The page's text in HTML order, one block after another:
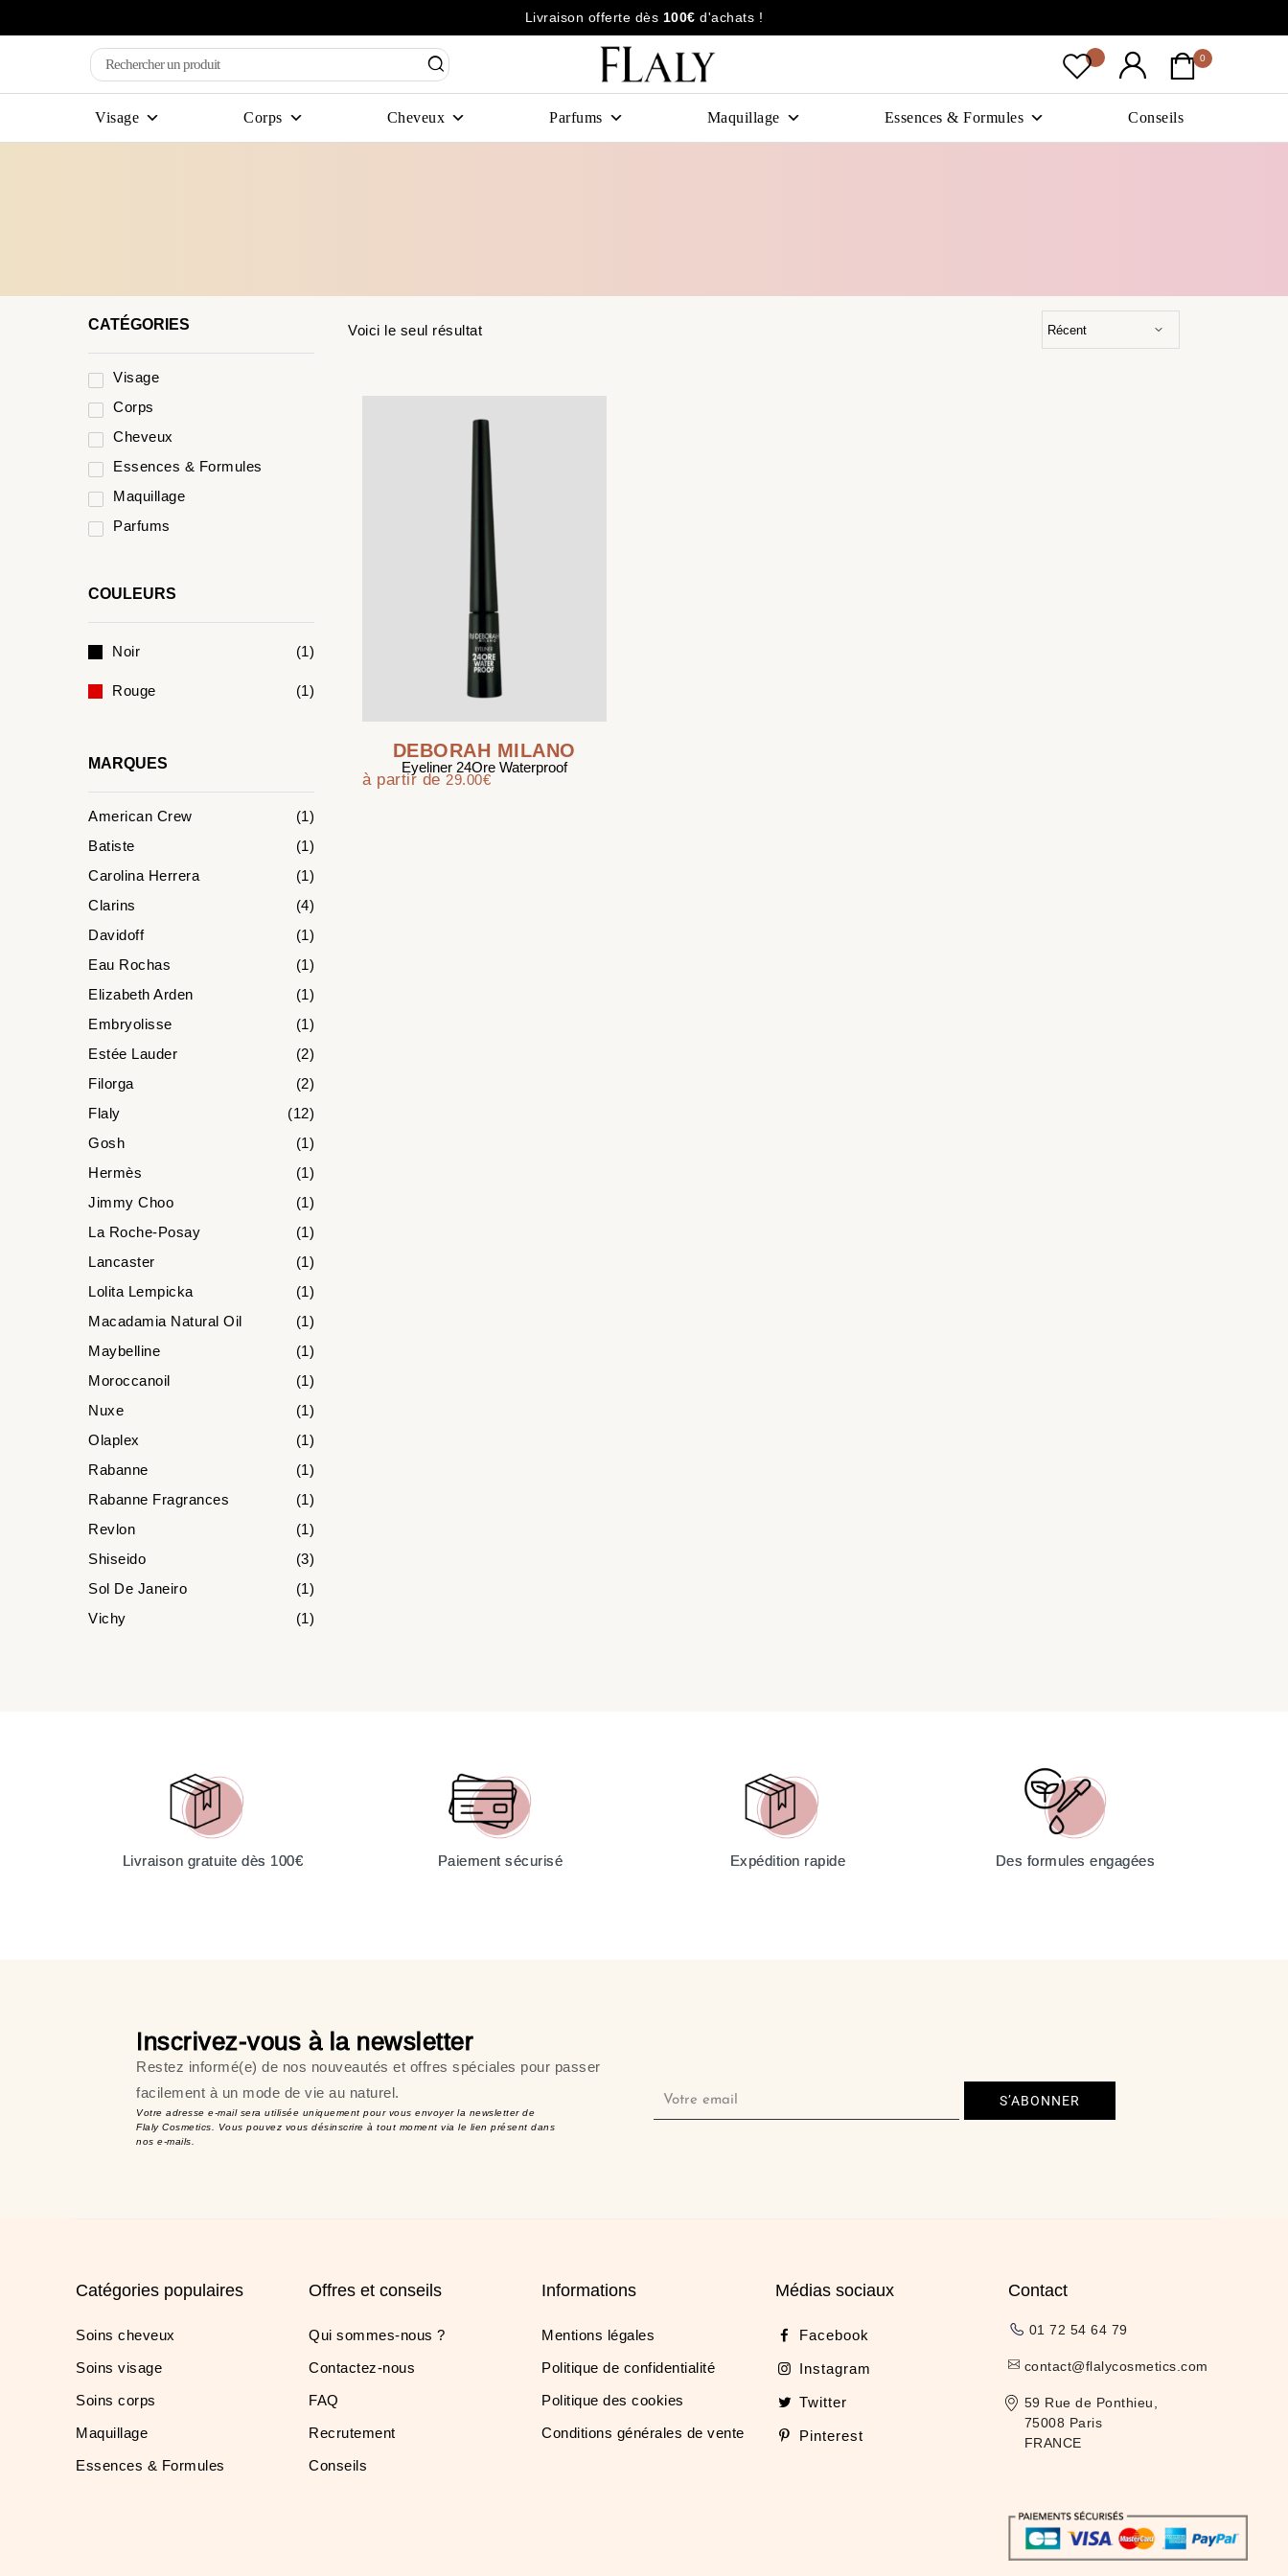
Livraison offerte dès 100€d'achats !
0
Visage Corps Cheveux Parfums Maquillage Essences & Formules Conseils
CATÉGORIES
Visage
Corps
Cheveux
Essences & Formules
Maquillage
Parfums
COULEURS
Noir (1)
Rouge (1)
MARQUES
American Crew
(1)
Batiste
(1)
Carolina Herrera
(1)
Clarins
(4)
Davidoff
(1)
Eau Rochas
(1)
Elizabeth Arden
(1)
Embryolisse
(1)
Estée Lauder
(2)
Filorga
(2)
Flaly
(12)
Gosh
(1)
Hermès
(1)
Jimmy Choo
(1)
La Roche-Posay
(1)
Lancaster
(1)
Lolita Lempicka
(1)
Macadamia Natural Oil
(1)
Maybelline
(1)
Moroccanoil
(1)
Nuxe
(1)
Olaplex
(1)
Rabanne
(1)
Rabanne Fragrances
(1)
Revlon
(1)
Shiseido
(3)
Sol De Janeiro
(1)
Vichy
(1)
Voici le seul résultat
DEBORAH MILANO
Eyeliner 24Ore Waterproof
à partir de 29.00€
Livraison gratuite dès 100€ Paiement sécurisé Expédition rapide Des formules engagées
Inscrivez-vous à la newsletter
Restez informé(e) de nos nouveautés et offres spéciales pour passer
facilement à un mode de vie au naturel.
Votre adresse e-mail sera utilisée uniquement pour vous envoyer la newsletter de
Flaly Cosmetics. Vous pouvez vous désinscrire à tout moment via le lien présent dans
nos e-mails.
S’ABONNER
Catégories populaires
Soins cheveux
Soins visage
Soins corps
Maquillage
Essences & Formules
Offres et conseils
Qui sommes-nous ?
Contactez-nous
FAQ
Recrutement
Conseils
Informations
Mentions légales
Politique de confidentialité
Politique des cookies
Conditions générales de vente
Médias sociaux
Facebook
Instagram
Twitter
Pinterest
Contact
01 72 54 64 79
contact@flalycosmetics.com
59 Rue de Ponthieu,
75008 Paris
FRANCE